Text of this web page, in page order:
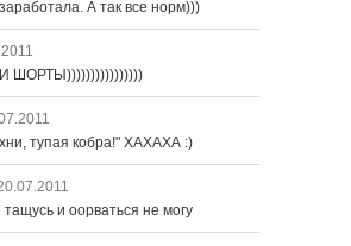
А так все норм)))
тупая кобра!" ХАХАХА :)
и оорваться не могу